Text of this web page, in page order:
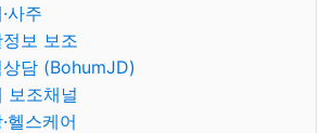
사주
보 보조
담 (BohumJD)
보조채널
헬스케어